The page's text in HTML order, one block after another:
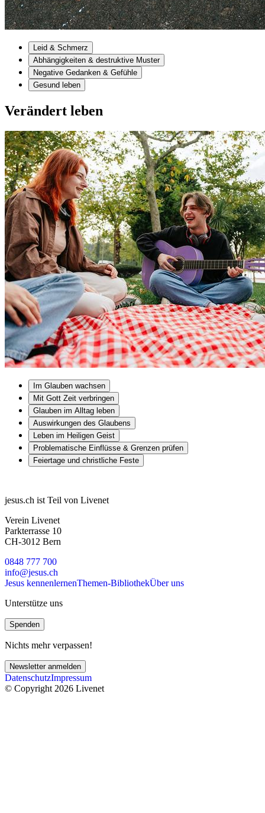
Leid & Schmerz
Abhängigkeiten & destruktive Muster
Negative Gedanken & Gefühle
Gesund leben
Verändert leben
Im Glauben wachsen
Mit Gott Zeit verbringen
Glauben im Alltag leben
Auswirkungen des Glaubens
Leben im Heiligen Geist
Problematische Einflüsse & Grenzen prüfen
Feiertage und christliche Feste
jesus.ch ist Teil von Livenet
Verein Livenet
Parkterrasse 10
CH-3012 Bern
0848 777 700
info@jesus.ch
Jesus kennenlernenThemen-BibliothekÜber uns
Unterstütze uns
Spenden
Nichts mehr verpassen!
Newsletter anmelden
DatenschutzImpressum
© Copyright 2026 Livenet